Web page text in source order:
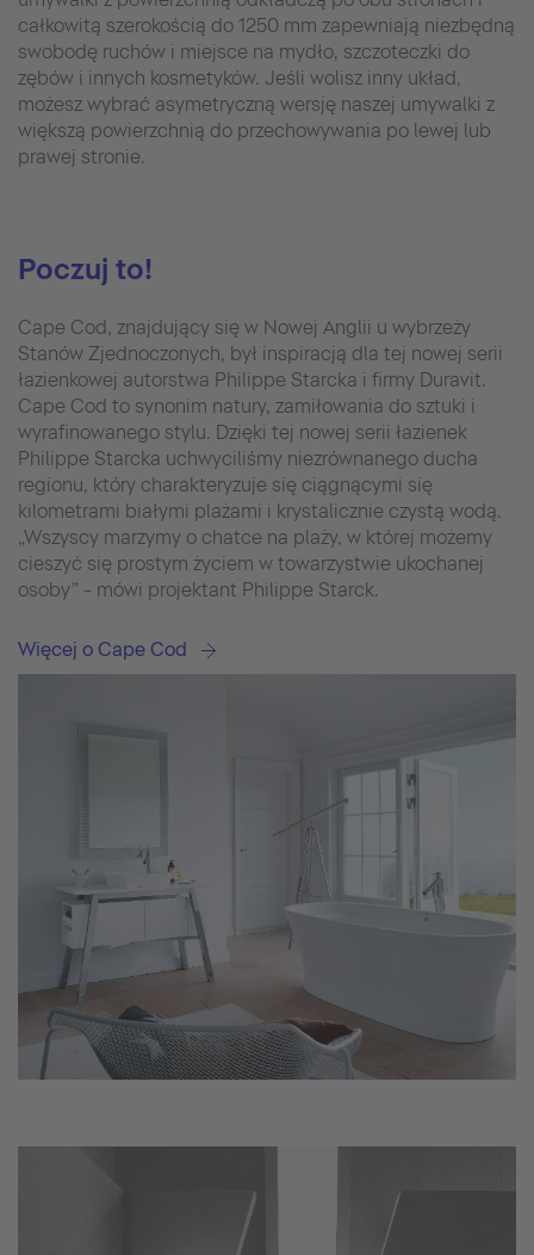
całkowitą szerokością do 1250 mm zapewniają niezbędną
swobodę ruchów i miejsce na mydło, szczoteczki do
zębów i innych kosmetyków. Jeśli wolisz inny układ,
możesz wybrać asymetryczną wersję naszej umywalki z
większą powierzchnią do przechowywania po lewej lub
prawej stronie.
Poczuj to!
Cape Cod, znajdujący się w Nowej Anglii u wybrzeży
Stanów Zjednoczonych, był inspiracją dla tej nowej serii
łazienkowej autorstwa Philippe Starcka i firmy Duravit.
Cape Cod to synonim natury, zamiłowania do sztuki i
wyrafinowanego stylu. Dzięki tej nowej serii łazienek
Philippe Starcka uchwyciliśmy niezrównanego ducha
regionu, który charakteryzuje się ciągnącymi się
kilometrami białymi plażami i krystalicznie czystą wodą.
„Wszyscy marzymy o chatce na plaży, w której możemy
cieszyć się prostym życiem w towarzystwie ukochanej
osoby” - mówi projektant Philippe Starck.
Więcej o Cape Cod